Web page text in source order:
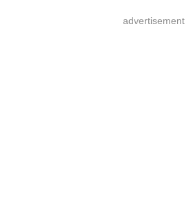
advertisement